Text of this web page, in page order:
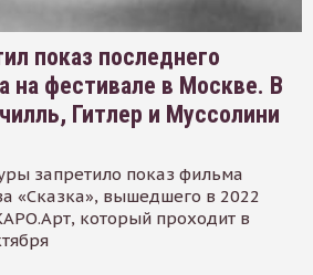
показ последнего
на фестивале в Москве. В
Гитлер и Муссолини
запретило показ фильма
«Сказка», вышедшего в 2022
который проходит в